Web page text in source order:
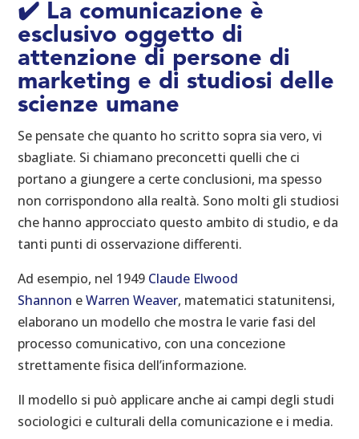
✔️ La comunicazione è
esclusivo oggetto di
attenzione di persone di
marketing e di studiosi delle
scienze umane
Se pensate che quanto ho scritto sopra sia vero, vi
sbagliate. Si chiamano preconcetti quelli che ci
portano a giungere a certe conclusioni, ma spesso
non corrispondono alla realtà. Sono molti gli studiosi
che hanno approcciato questo ambito di studio, e da
tanti punti di osservazione differenti.
Ad esempio, nel 1949 Claude Elwood
Shannon eWarren Weaver, matematici statunitensi,
elaborano un modello che mostra le varie fasi del
processo comunicativo, con una concezione
strettamente fisica dell’informazione.
Il modello si può applicare anche ai campi degli studi
sociologici e culturali della comunicazione e i media.